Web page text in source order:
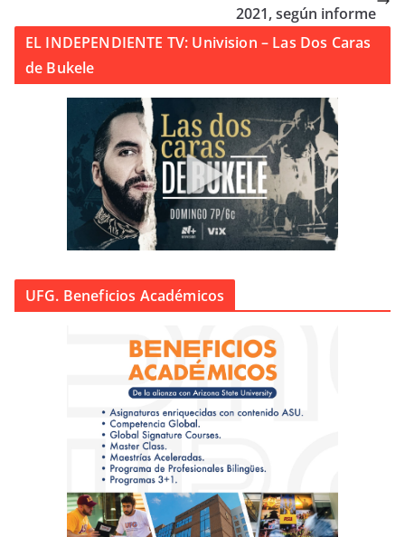
2021, según informe
EL INDEPENDIENTE TV: Univision – Las Dos Caras
de Bukele
UFG. Beneficios Académicos